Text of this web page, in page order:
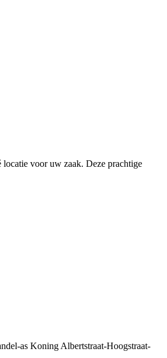
voor uw zaak. Deze prachtige
as Koning Albertstraat-Hoogstraat-